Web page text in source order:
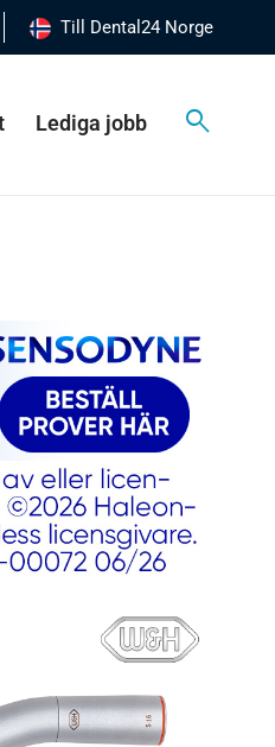
Till Dental24 Norge
Lediga jobb